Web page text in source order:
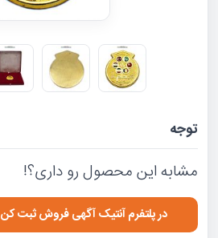
توجه
مشابه این محصول رو داری؟!
در پلتفرم آنتیک آگهی فروش ثبت کن